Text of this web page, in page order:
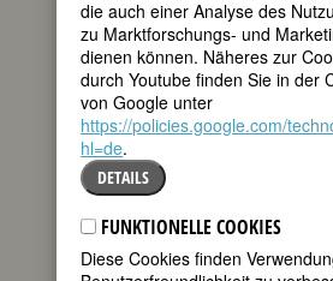
BIOGRAFIE
“Ohne ihre
Propaganda der
Tat wären die
Hörsäle der
Universitäten den
Frauen sicherlich
noch viel länger
verschlossen geblieben.“
Agnes Bluhm,Jahrbuch der
Frauenbewegung 1914
die auch einer Analyse des
zu Marktforschungs- und
dienen können. Näheres zur
durch Youtube finden Sie in der
von Google unter
https://policies.google.com/
hl=de.
DETAILS
FUNKTIONELLE COOKIES
Diese Cookies finden